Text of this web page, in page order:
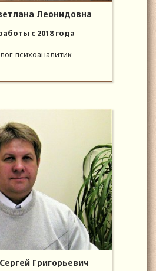
Леонидовна
с 2018 года
психоаналитик
Григорьевич